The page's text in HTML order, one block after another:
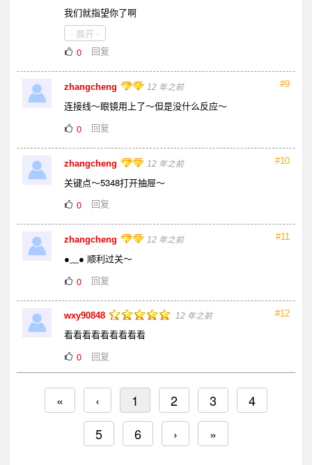
我们就指望你了啊
- 展开 -
0
回复
#9
zhangcheng 12 年之前
连接线～眼镜用上了～但是没什么反应～
0
回复
#10
zhangcheng 12 年之前
关键点～5348打开抽屉～
0
回复
#11
zhangcheng 12 年之前
●﹏● 顺利过关～
0
回复
#12
wxy90848 12 年之前
看看看看看看看看看
0
回复
« ‹ 1 2 3
4
5
6 › »